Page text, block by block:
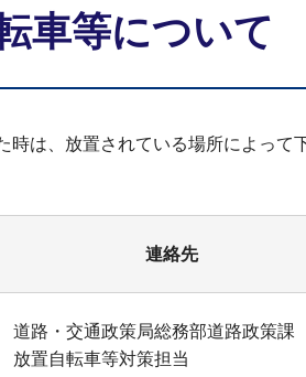
車等について
は、放置されている場所によって
連絡先
道路・交通政策局総務部道路政策課
放置自転車等対策担当